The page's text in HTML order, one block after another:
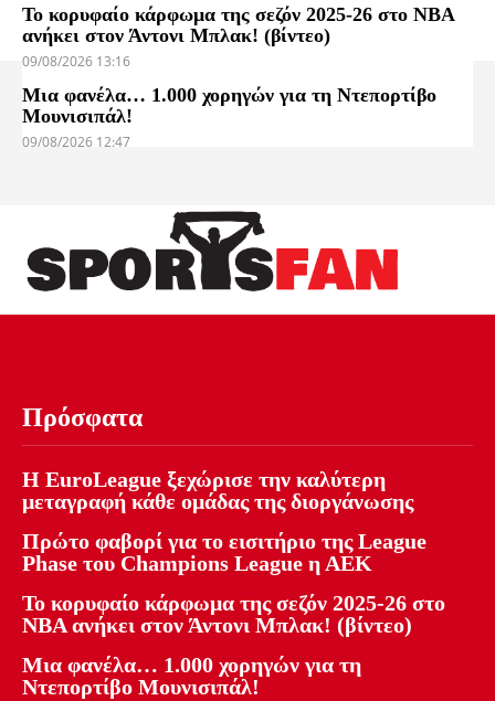
Το κορυφαίο κάρφωμα της σεζόν 2025-26 στο NBA
ανήκει στον Άντονι Μπλακ! (βίντεο)
09/08/2026 13:16
Μια φανέλα… 1.000 χορηγών για τη Ντεπορτίβο
Μουνισιπάλ!
09/08/2026 12:47
Πρόσφατα
Η EuroLeague ξεχώρισε την καλύτερη
μεταγραφή κάθε ομάδας της διοργάνωσης
Πρώτο φαβορί για το εισιτήριο της League
Phase του Champions League η ΑΕΚ
Το κορυφαίο κάρφωμα της σεζόν 2025-26 στο
NBA ανήκει στον Άντονι Μπλακ! (βίντεο)
Μια φανέλα… 1.000 χορηγών για τη
Ντεπορτίβο Μουνισιπάλ!